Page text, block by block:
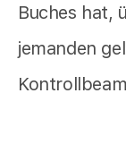
Buches hat,
jemanden